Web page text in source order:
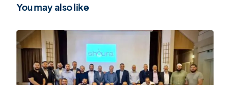
You may also like